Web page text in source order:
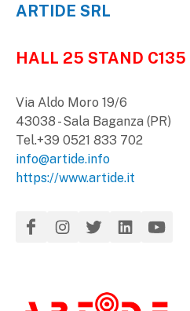
ARTIDE SRL
HALL 25 STAND C135
Via Aldo Moro 19/6
43038 - Sala Baganza (PR)
Tel.+39 0521 833 702
info@artide.info
https://www.artide.it